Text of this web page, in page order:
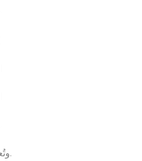
وتُعد المرونة العالية في الاستخدام من أهم الأسباب التي تجعل الصناعات الحديثة تعتمد بشكل كبير على لفائف الصلب.